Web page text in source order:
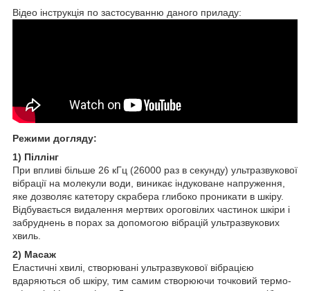
Відео інструкція по застосуванню даного приладу:
Режими догляду:
1) Піллінг
При впливі більше 26 кГц (26000 раз в секунду) ультразвукової
вібрації на молекули води, виникає індуковане напруження,
яке дозволяє катетору скрабера глибоко проникати в шкіру.
Відбувається видалення мертвих ороговілих частинок шкіри і
забруднень в порах за допомогою вібрацій ультразвукових
хвиль.
2) Масаж
Еластичні хвилі, створювані ультразвукової вібрацією
вдаряються об шкіру, тим самим створюючи точковий термо-